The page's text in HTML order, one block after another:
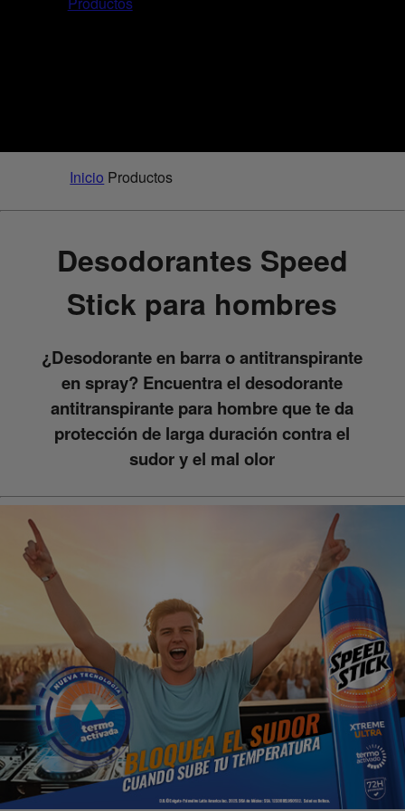
Inicio Productos
Desodorantes Speed
Stick para hombres
¿Desodorante en barra o antitranspirante
en spray? Encuentra el desodorante
antitranspirante para hombre que te da
protección de larga duración contra el
sudor y el mal olor